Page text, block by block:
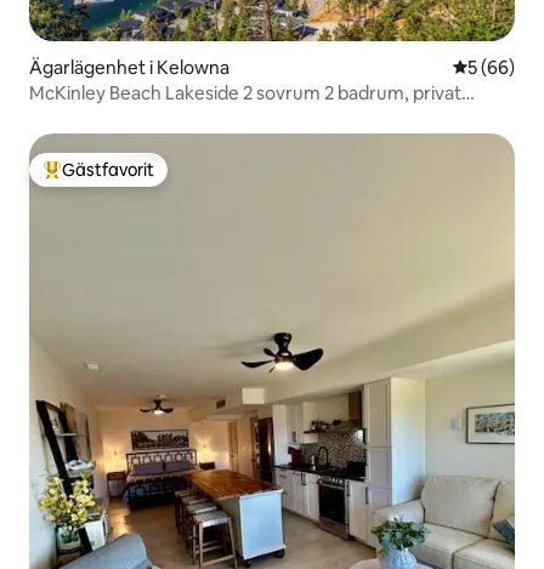
Ägarlägenhet i Kelowna 5 av 5 i
5 (66)
McKinley Beach Lakeside 2 sovrum 2 badrum, privat
Populär gästfavorit
Gästfavorit